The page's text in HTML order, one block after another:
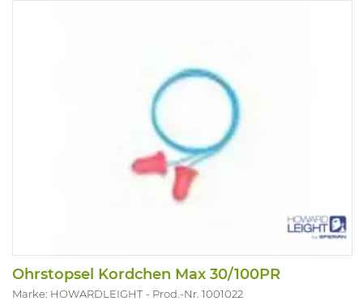
Ohrstopsel Kordchen Max 30/100PR
Marke: HOWARDLEIGHT Prod.-Nr. 1001022